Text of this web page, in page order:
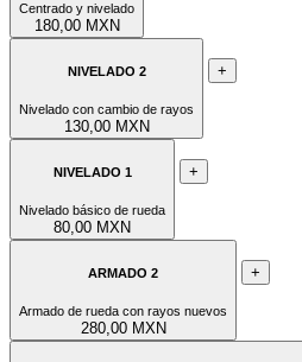
Centrado y nivelado
180,00 MXN
NIVELADO 2
Nivelado con cambio de rayos
130,00 MXN
+
NIVELADO 1
Nivelado básico de rueda
80,00 MXN
+
ARMADO 2
Armado de rueda con rayos nuevos
280,00 MXN
+